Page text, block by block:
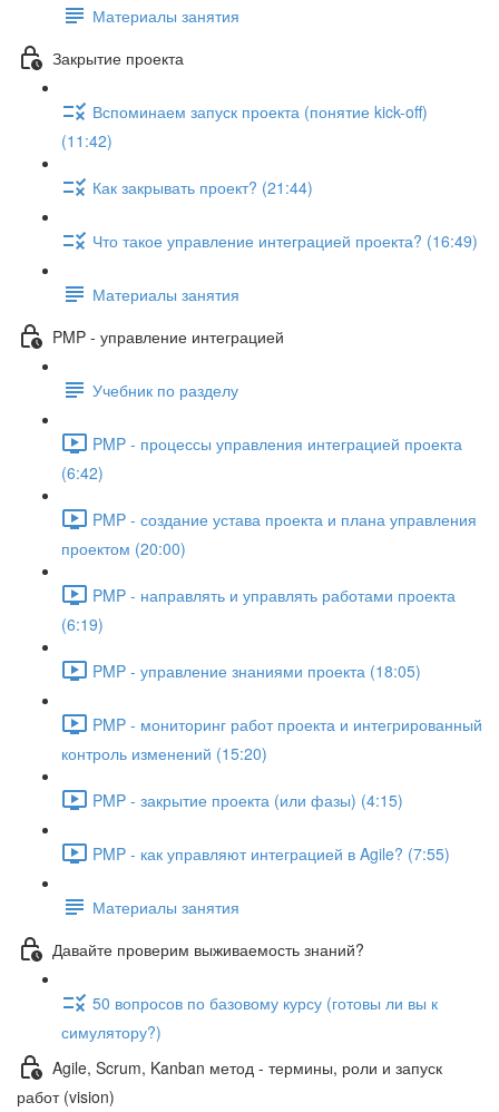
Материалы занятия
Закрытие проекта
Вспоминаем запуск проекта (понятие kick-off)
(11:42)
Как закрывать проект? (21:44)
Что такое управление интеграцией проекта? (16:49)
Материалы занятия
PMP - управление интеграцией
Учебник по разделу
PMP - процессы управления интеграцией проекта
(6:42)
PMP - создание устава проекта и плана управления
проектом (20:00)
PMP - направлять и управлять работами проекта
(6:19)
PMP - управление знаниями проекта (18:05)
PMP - мониторинг работ проекта и интегрированный
контроль изменений (15:20)
PMP - закрытие проекта (или фазы) (4:15)
PMP - как управляют интеграцией в Agile? (7:55)
Материалы занятия
Давайте проверим выживаемость знаний?
50 вопросов по базовому курсу (готовы ли вы к
симулятору?)
Agile, Scrum, Kanban метод - термины, роли и запуск
работ (vision)